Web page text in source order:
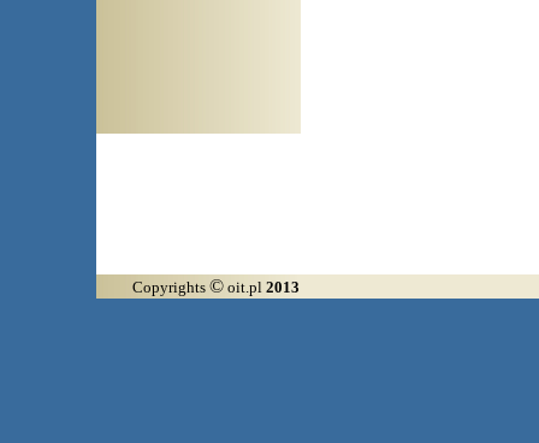
Copyrights © oit.pl 2013